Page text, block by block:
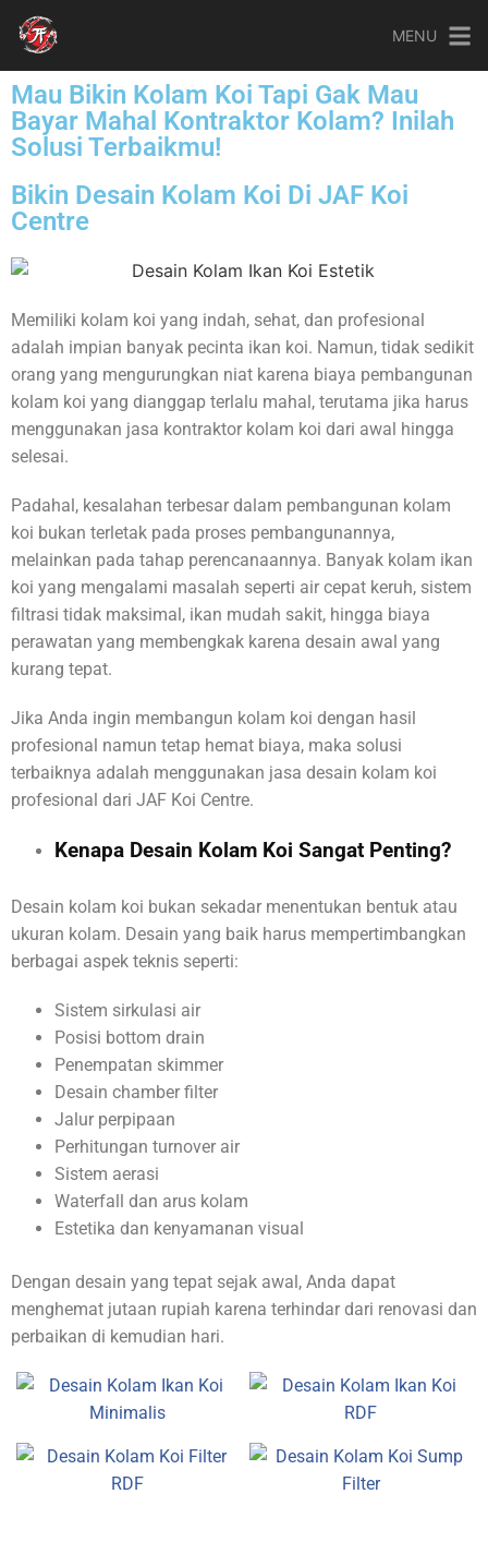
MENU
Mau Bikin Kolam Koi Tapi Gak Mau
Bayar Mahal Kontraktor Kolam? Inilah
Solusi Terbaikmu!
Bikin Desain Kolam Koi Di JAF Koi
Centre
Memiliki kolam koi yang indah, sehat, dan profesional
adalah impian banyak pecinta ikan koi. Namun, tidak sedikit
orang yang mengurungkan niat karena biaya pembangunan
kolam koi yang dianggap terlalu mahal, terutama jika harus
menggunakan jasa kontraktor kolam koi dari awal hingga
selesai.
Padahal, kesalahan terbesar dalam pembangunan kolam
koi bukan terletak pada proses pembangunannya,
melainkan pada tahap perencanaannya. Banyak kolam ikan
koi yang mengalami masalah seperti air cepat keruh, sistem
filtrasi tidak maksimal, ikan mudah sakit, hingga biaya
perawatan yang membengkak karena desain awal yang
kurang tepat.
Jika Anda ingin membangun kolam koi dengan hasil
profesional namun tetap hemat biaya, maka solusi
terbaiknya adalah menggunakan jasa desain kolam koi
profesional dari JAF Koi Centre.
Kenapa Desain Kolam Koi Sangat Penting?
Desain kolam koi bukan sekadar menentukan bentuk atau
ukuran kolam. Desain yang baik harus mempertimbangkan
berbagai aspek teknis seperti:
Sistem sirkulasi air
Posisi bottom drain
Penempatan skimmer
Desain chamber filter
Jalur perpipaan
Perhitungan turnover air
Sistem aerasi
Waterfall dan arus kolam
Estetika dan kenyamanan visual
Dengan desain yang tepat sejak awal, Anda dapat
menghemat jutaan rupiah karena terhindar dari renovasi dan
perbaikan di kemudian hari.